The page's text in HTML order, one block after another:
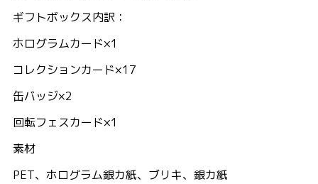
ギフトボックス内訳：
ホログラムカード×1
コレクションカード×17
缶バッジ×2
回転フェスカード×1
素材
PET、ホログラム銀カ紙、ブリキ、銀カ紙